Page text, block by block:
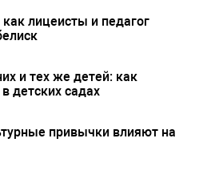
лицеисты и педагог
и тех же детей: как
детских садах
привычки влияют на